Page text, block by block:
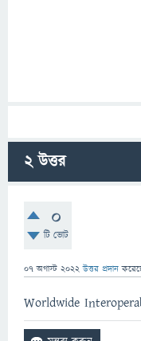
2উত্তর
0
টি ভোট
07 অগাস্ট 2022 উত্তর প্রদান
Worldwide